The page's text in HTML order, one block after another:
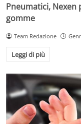
Pneumatici,
gomme
Team Redazione
Leggi di più